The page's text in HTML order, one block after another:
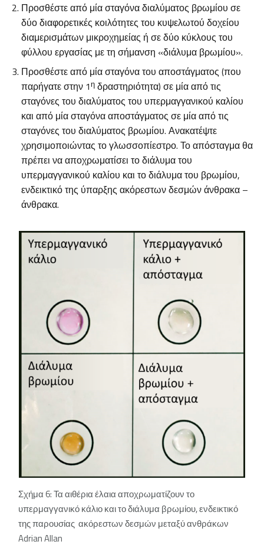
Προσθέστε από μία σταγόνα διαλύματος βρωμίου σε
δύο διαφορετικές κοιλότητες του κυψελωτού δοχείου
διαμερισμάτων μικροχημείας ή σε δύο κύκλους του
φύλλου εργασίας με τη σήμανση «διάλυμα βρωμίου».
Προσθέστε από μία σταγόνα του αποστάγματος (που
παρήγατε στην 1η δραστηριότητα) σε μία από τις
σταγόνες του διαλύματος του υπερμαγγανικού καλίου
και από μία σταγόνα αποστάγματος σε μία από τις
σταγόνες του διαλύματος βρωμίου. Ανακατέψτε
χρησιμοποιώντας το γλωσσοπίεστρο. Το απόσταγμα θα
πρέπει να αποχρωματίσει το διάλυμα του
υπερμαγγανικού καλίου και το διάλυμα του βρωμίου,
ενδεικτικό της ύπαρξης ακόρεστων δεσμών άνθρακα –
άνθρακα.
Σχήμα 6: Τα αιθέρια έλαια αποχρωματίζουν το
υπερμαγγανικό κάλιο και το διάλυμα βρωμίου, ενδεικτικό
της παρουσίας ακόρεστων δεσμών μεταξύ ανθράκων
Adrian Allan